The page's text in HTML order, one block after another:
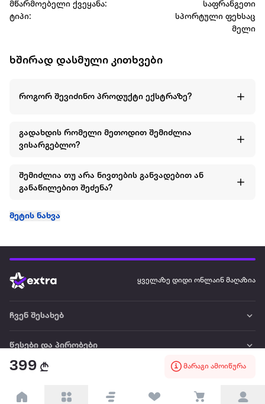
399 მარაგი ამოიწურა
მწარმოებელი ქვეყანა:
საფრანგეთი
ტიპი:
სპორტული ფეხსაც
მელი
ხშირად დასმული კითხვები
როგორ შევიძინო პროდუქტი ექსტრაზე?
გადახდის რომელი მეთოდით შემიძლია
ვისარგებლო?
შემიძლია თუ არა ნივთების განვადებით ან
განაწილებით შეძენა?
მეტის ნახვა
ყველაზე დიდი ონლაინ მაღაზია
ჩვენ შესახებ
წესები და პირობები